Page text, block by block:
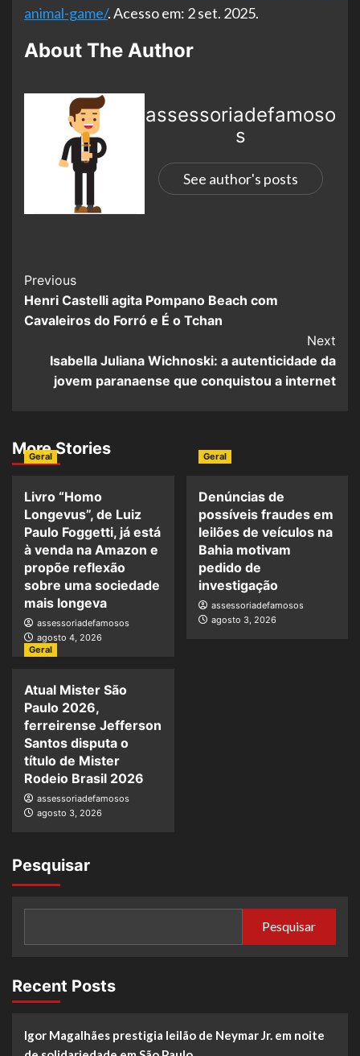
animal-game/. Acesso em: 2 set. 2025.
About The Author
assessoriadefamoso
s
See author's posts
Previous
Henri Castelli agita Pompano Beach com
Cavaleiros do Forró e É o Tchan
Next
Isabella Juliana Wichnoski: a autenticidade da
jovem paranaense que conquistou a internet
More Stories
Geral
Livro “Homo
Longevus”, de Luiz
Paulo Foggetti, já está
à venda na Amazon e
propõe reflexão
sobre uma sociedade
mais longeva
assessoriadefamosos
agosto 4, 2026
Geral
Denúncias de
possíveis fraudes em
leilões de veículos na
Bahia motivam
pedido de
investigação
assessoriadefamosos
agosto 3, 2026
Geral
Atual Mister São
Paulo 2026,
ferreirense Jefferson
Santos disputa o
título de Mister
Rodeio Brasil 2026
assessoriadefamosos
agosto 3, 2026
Pesquisar
Pesquisar
Recent Posts
Igor Magalhães prestigia leilão de Neymar Jr. em noite